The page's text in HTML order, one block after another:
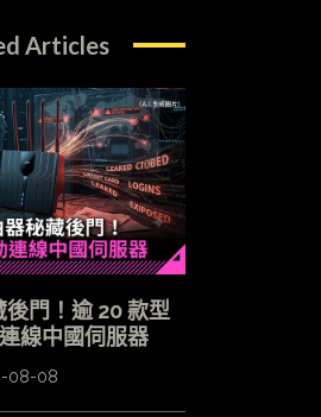
Articles
後門！逾 20 款型
線中國伺服器
08-08